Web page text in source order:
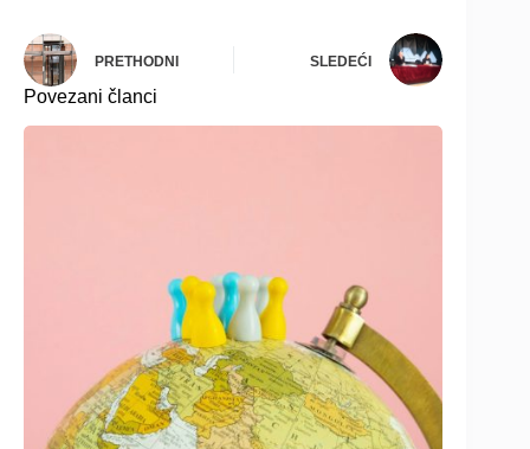
PRETHODNI SLEDEĆI
Povezani članci